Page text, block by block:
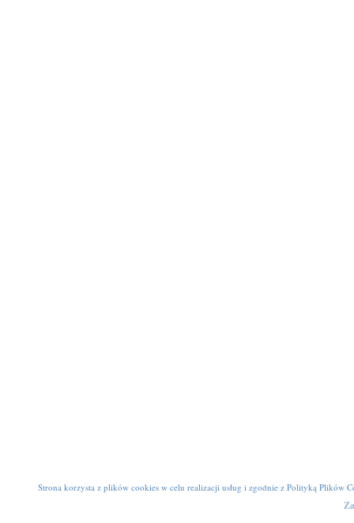
Strona korzysta z plików cookies w celu realizacji usług i zgodnie z Polityką Plików